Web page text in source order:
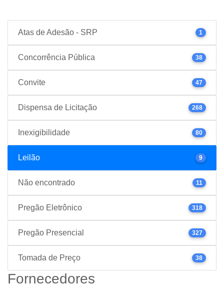
Atas de Adesão - SRP 1
Concorrência Pública 38
Convite 47
Dispensa de Licitação 268
Inexigibilidade 80
Leilão 9
Não encontrado 11
Pregão Eletrônico 318
Pregão Presencial 327
Tomada de Preço 38
Fornecedores